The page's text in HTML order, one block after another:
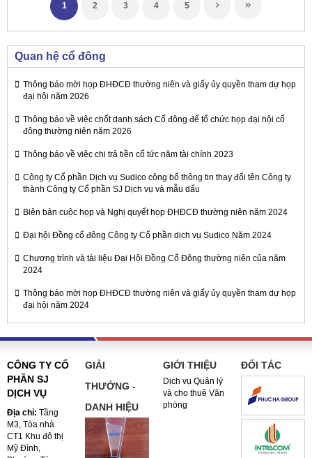
1 2 3 4 5
Quan hệ cổ đông
Thông báo mời họp ĐHĐCĐ thường niên và giấy ủy quyền tham dự họp
đại hội năm 2026
Thông báo về việc chốt danh sách Cổ đông để tổ chức họp đại hội cổ
đông thường niên năm 2026
Thông báo về việc chi trả tiền cổ tức năm tài chính 2023
Công ty Cổ phần Dịch vụ Sudico công bố thông tin thay đổi tên Công ty
thành Công ty Cổ phần SJ Dịch vụ và mẫu dấu
Biên bản cuộc họp và Nghị quyết họp ĐHĐCĐ thường niên năm 2024
Đại hội Đồng cổ đông Công ty Cổ phần dịch vụ Sudico Năm 2024
Chương trình và tài liệu Đại Hội Đồng Cổ Đông thường niên của năm
2024
Thông báo mời họp ĐHĐCĐ thường niên và giấy ủy quyền tham dự họp
đại hội năm 2024
CÔNG TY CỔ
PHẦN SJ
DỊCH VỤ
Địa chỉ: Tầng
M3, Tòa nhà
CT1 Khu đô thị
Mỹ Đình,
GIẢI
THƯỞNG -
DANH HIỆU
GIỚI THIỆU
Dịch vụ Quản lý
và cho thuê Văn
phòng
ĐỐI TÁC